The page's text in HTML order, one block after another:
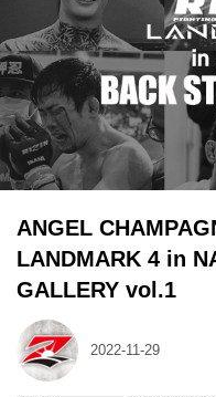
ANGEL
LANDMARK 4 in
GALLERY vol.1
2022-11-29